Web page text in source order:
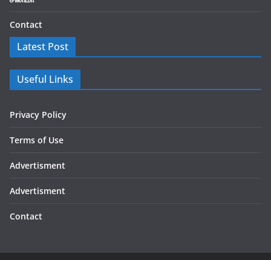
Contact
Latest Post
Useful Links
Privacy Policy
Terms of Use
Advertisment
Advertisment
Contact